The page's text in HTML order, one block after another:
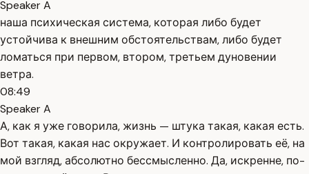
Speaker A
наша психическая система, которая либо будет
устойчива к внешним обстоятельствам, либо будет
ломаться при первом, втором, третьем дуновении
ветра.
08:49
Speaker A
А, как я уже говорила, жизнь — штука такая, какая есть.
Вот такая, какая нас окружает. И контролировать её, на
мой взгляд, абсолютно бессмысленно. Да, искренне, по-